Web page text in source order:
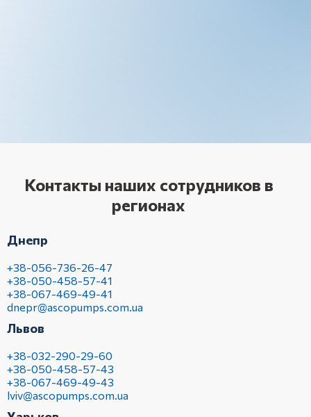
Контакты наших сотрудников в
регионах
Днепр
+38-056-736-26-47
+38-050-458-57-41
+38-067-469-49-41
dnepr@ascopumps.com.ua
Львов
+38-032-290-29-60
+38-050-458-57-43
+38-067-469-49-43
lviv@ascopumps.com.ua